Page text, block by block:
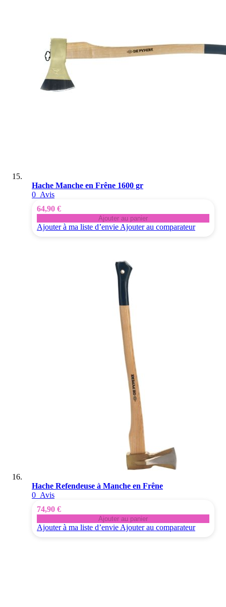
Hache Manche en Frêne 1600 gr
0 Avis
64,90 €
Ajouter au panier
Ajouter à ma liste d’envie Ajouter au comparateur
Hache Refendeuse à Manche en Frêne
0 Avis
74,90 €
Ajouter au panier
Ajouter à ma liste d’envie Ajouter au comparateur